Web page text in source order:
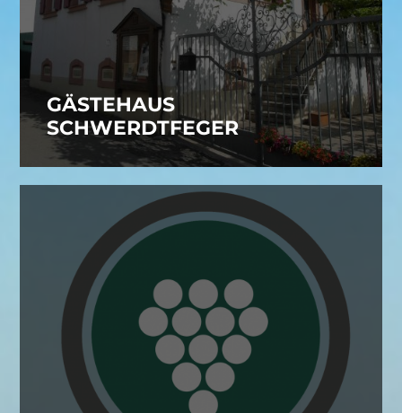
GÄSTEHAUS
SCHWERDTFEGER